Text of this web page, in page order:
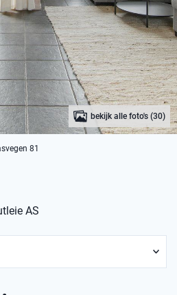
bekijk alle foto's (30)
81
AS